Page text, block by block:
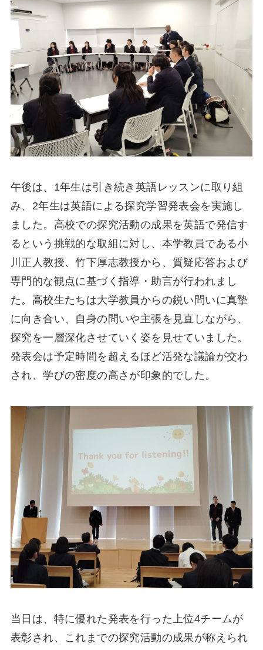
午後は、1年生は引き続き英語レッスンに取り組
み、2年生は英語による探究学習発表会を実施し
ました。高校での探究活動の成果を英語で発信す
るという挑戦的な取組に対し、本学教員である小
川正人教授、竹下厚志教授から、質疑応答および
専門的な観点に基づく指導・助言が行われまし
た。高校生たちは大学教員からの鋭い問いに真摯
に向き合い、自身の問いや主張を見直しながら、
探究を一層深化させていく姿を見せていました。
発表会は予定時間を超えるほど活発な議論が交わ
され、学びの密度の高さが印象的でした。
当日は、特に優れた発表を行った上位4チームが
表彰され、これまでの探究活動の成果が称えられ